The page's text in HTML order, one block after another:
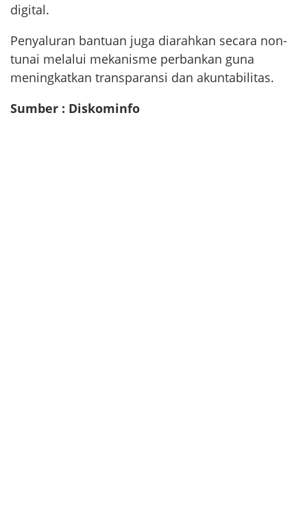
digital.
Penyaluran bantuan juga diarahkan secara non-
tunai melalui mekanisme perbankan guna
meningkatkan transparansi dan akuntabilitas.
Sumber : Diskominfo